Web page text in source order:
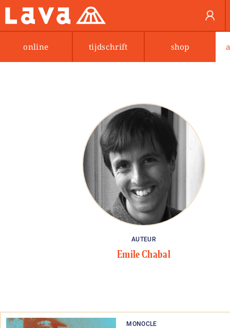
online tijdschrift shop
AUTEUR
Emile Chabal
MONOCLE